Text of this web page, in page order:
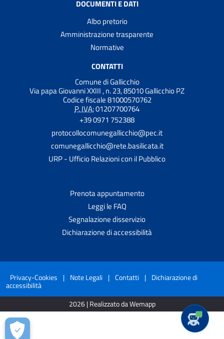
DOCUMENTI E DATI
Albo pretorio
Amministrazione trasparente
Normative
CONTATTI
Comune di Gallicchio
Via papa Giovanni XXIII , n. 23, 85010 Gallicchio PZ
Codice fiscale 81000570762
P. IVA:01207700764
+39 0971 752388
protocollocomunegallicchio@pec.it
comunegallicchio@rete.basilicata.it
URP - Ufficio Relazioni con il Pubblico
Prenota appuntamento
Leggi le FAQ
Segnalazione disservizio
Dichiarazione di accessibilità
Privacy-Cookies | Note Legali | Contatti | Dichiarazione di
accessibilità
2026 | Realizzato da Wemapp